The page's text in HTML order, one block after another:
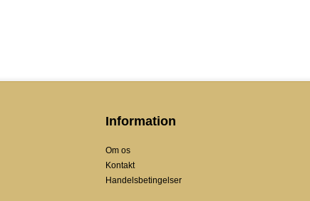
Information
Om os
Kontakt
Handelsbetingelser